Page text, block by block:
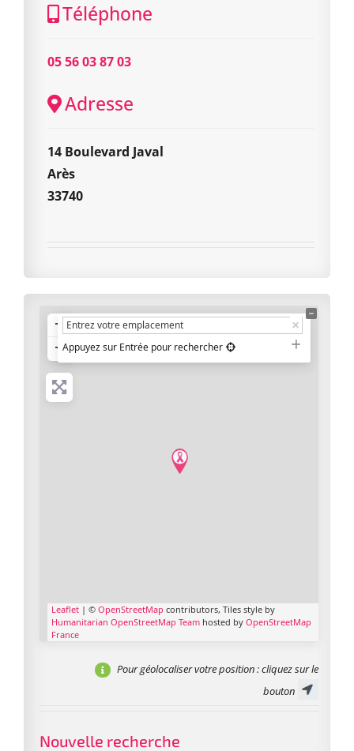
Téléphone
05 56 03 87 03
Adresse
14 Boulevard Javal
Arès
33740
+
−Appuyez sur Entrée pour rechercher
Leaflet | © OpenStreetMap contributors, Tiles style by
Humanitarian OpenStreetMap Team hosted by OpenStreetMap
France
Pour géolocaliser votre position: cliquez sur le
bouton
Nouvelle recherche